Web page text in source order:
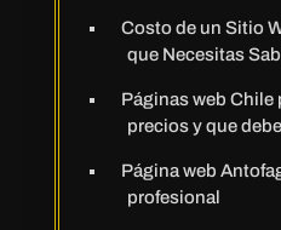
Costo de un Sitio
que Necesitas
Páginas web
precios y que
Página web
profesional